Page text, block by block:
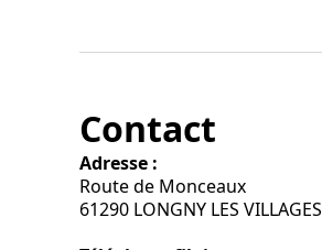
Contact
Adresse :
Route de Monceaux
61290 LONGNY LES VILLAGES